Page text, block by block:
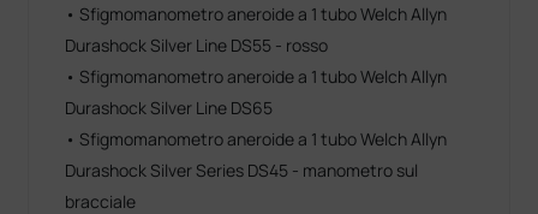
• Sfigmomanometro aneroide a 1 tubo Welch Allyn
Durashock Silver Line DS55 - rosso
• Sfigmomanometro aneroide a 1 tubo Welch Allyn
Durashock Silver Line DS65
• Sfigmomanometro aneroide a 1 tubo Welch Allyn
Durashock Silver Series DS45 - manometro sul
bracciale